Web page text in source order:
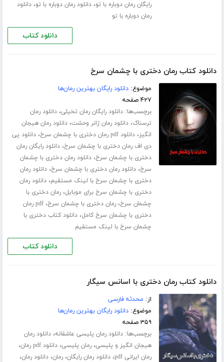
رایگان رمان دوباره با تو،دانلود رمان دوباره با تو،دانلود
رمان دوباره با تو
دانلود کتاب
دانلود کتاب رمان دختری با چشمان سرخ
موضوع:دانلود رایگان بهترین رمان‌ها
۴۲۷ صفحه
برچسب‌ها:دانلود رایگان رمان تخیلی،دانلود رمان
ترسناک،دانلود رمان ژانر وحشت،دانلود رمان هیجان
انگیز،دانلود pdf رمان دختری با چشمان سرخ ،دانلود پی
دی اف رمان دختری با چشمان سرخ،دانلود رایگان رمان
دختری با چشمان سرخ،دانلود رمان دختری با چشمان
سرخ،دانلود رمان دختری با چشمان سرخ،دانلود رمان
دختری با چشمان سرخ با لینک مستقیم،دانلود رمان
دختری با چشمان سرخ برای موبایل،رمان دختری با
چشمان سرخ،رمان دختری با چشمان سرخ،
pdf رمان
دختری با چشمان سرخ کامل،دانلود کتاب دختری با
چشمان سرخ با لینک مستقیم
دانلود کتاب
دانلود کتاب رمان دختری با اسانس سیگار
از: محدثه فارسی
موضوع:دانلود رایگان بهترین رمان‌ها
۳۵۹ صفحه
برچسب‌ها:دانلود رمان پلیسی عاشقانه،دانلود رمان
هیجان انگیز و پلیسی،رمان پلیسی،دانلود pdf رمان ،
رمان ایرانی pdf ،دانلود رمان رایگان،رمان،دانلود رمان،